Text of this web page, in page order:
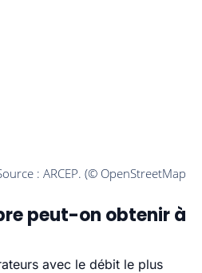
peut-on obtenir à
avec le débit le plus